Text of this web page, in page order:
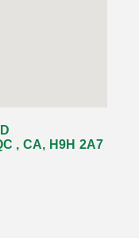
, CA, H9H 2A7